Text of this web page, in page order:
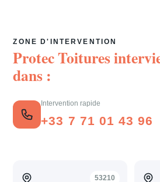
ZONE D'INTERVENTION
Protec Toitures
dans :
Intervention rapide
+33 7 71 01 43 96
53210